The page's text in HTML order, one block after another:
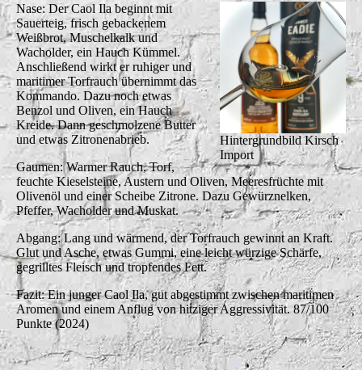
Hintergrundbild Kirsch
Import
Nase: Der Caol Ila beginnt mit
Sauerteig, frisch gebackenem
Weißbrot, Muschelkalk und
Wacholder, ein Hauch Kümmel.
Anschließend wirkt er ruhiger und
maritimer Torfrauch übernimmt das
Kommando. Dazu noch etwas
Benzol und Oliven, ein Hauch
Kreide. Dann geschmolzene Butter
und etwas Zitronenabrieb.
Gaumen: Warmer Rauch, Torf,
feuchte Kieselsteine, Austern und Oliven, Meeresfrüchte mit
Olivenöl und einer Scheibe Zitrone. Dazu Gewürznelken,
Pfeffer, Wacholder und Muskat.
Abgang: Lang und wärmend, der Torfrauch gewinnt an Kraft.
Glut und Asche, etwas Gummi, eine leicht würzige Schärfe,
gegrilltes Fleisch und tropfendes Fett.
Fazit: Ein junger Caol Ila, gut abgestimmt zwischen maritimen
Aromen und einem Anflug von hitziger Aggressivität. 87/100
Punkte (2024)